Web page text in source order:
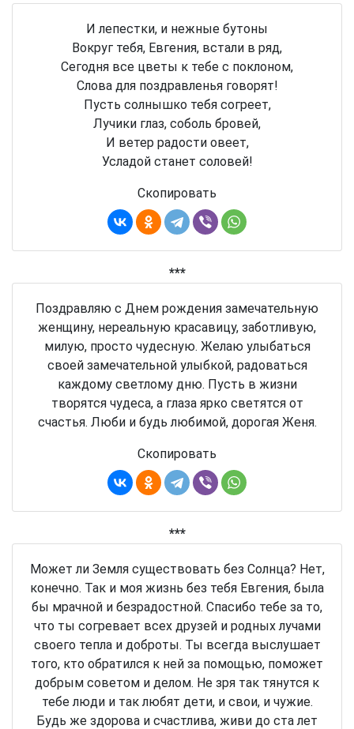
И лепестки, и нежные бутоны
Вокруг тебя, Евгения, встали в ряд,
Сегодня все цветы к тебе с поклоном,
Слова для поздравленья говорят!
Пусть солнышко тебя согреет,
Лучики глаз, соболь бровей,
И ветер радости овеет,
Усладой станет соловей!
Скопировать
***
Поздравляю с Днем рождения замечательную
женщину, нереальную красавицу, заботливую,
милую, просто чудесную. Желаю улыбаться
своей замечательной улыбкой, радоваться
каждому светлому дню. Пусть в жизни
творятся чудеса, а глаза ярко светятся от
счастья. Люби и будь любимой, дорогая Женя.
Скопировать
***
Может ли Земля существовать без Солнца? Нет,
конечно. Так и моя жизнь без тебя Евгения, была
бы мрачной и безрадостной. Спасибо тебе за то,
что ты согревает всех друзей и родных лучами
своего тепла и доброты. Ты всегда выслушает
того, кто обратился к ней за помощью, поможет
добрым советом и делом. Не зря так тянутся к
тебе люди и так любят дети, и свои, и чужие.
Будь же здорова и счастлива, живи до ста лет